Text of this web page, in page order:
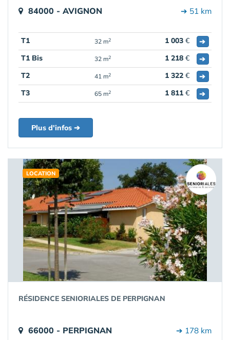
84000 - AVIGNON ➔ 51 km
T1 32 m2 1 003 €
➔
T1 Bis
32 m2 1 218 €
➔
T2
41 m2 1 322 €
➔
T3
65 m2 1 811 € ➔
Plus d'infos ➔
LOCATION
RÉSIDENCE SENIORIALES DE PERPIGNAN
66000 - PERPIGNAN ➔ 178 km